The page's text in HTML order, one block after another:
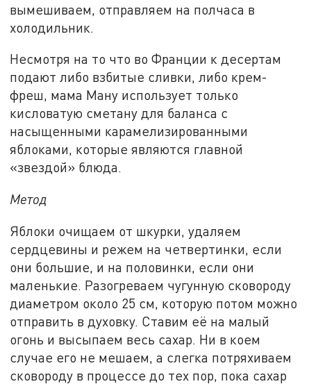
вымешиваем, отправляем на полчаса в
холодильник.
Несмотря на то что во Франции к десертам
подают либо взбитые сливки, либо крем-
фреш, мама Ману использует только
кисловатую сметану для баланса с
насыщенными карамелизированными
яблоками, которые являются главной
«звездой» блюда.
Метод
Яблоки очищаем от шкурки, удаляем
сердцевины и режем на четвертинки, если
они большие, и на половинки, если они
маленькие. Разогреваем чугунную сковороду
диаметром около 25 см, которую потом можно
отправить в духовку. Ставим её на малый
огонь и высыпаем весь сахар. Ни в коем
случае его не мешаем, а слегка потряхиваем
сковороду в процессе до тех пор, пока сахар